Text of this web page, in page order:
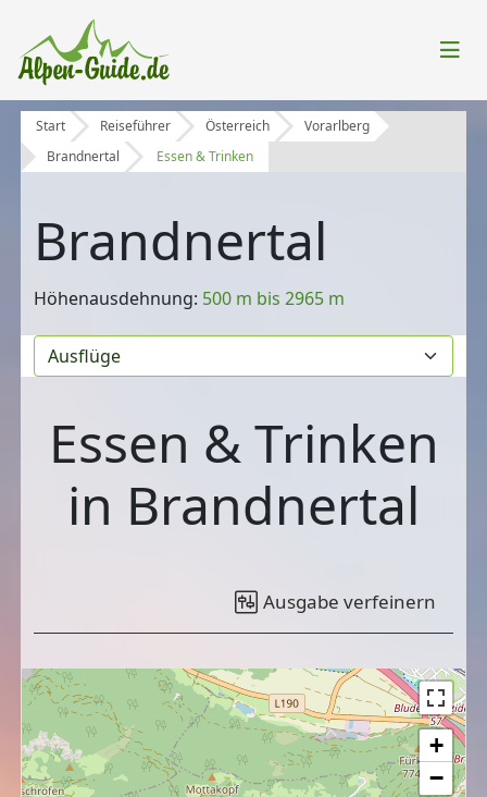
Start Reiseführer Österreich
Vorarlberg
Brandnertal
Essen & Trinken
Brandnertal
Höhenausdehnung: 500 m bis 2965 m
Essen & Trinken
in Brandnertal
Ausgabe verfeinern
+
−